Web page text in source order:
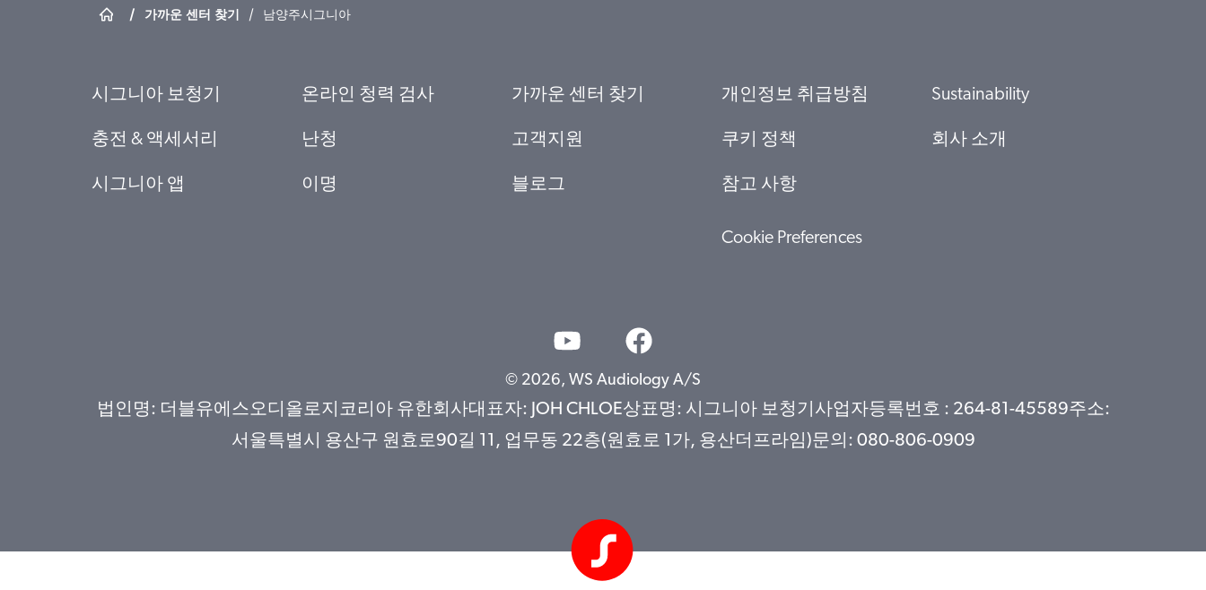
/ 가까운 센터 찾기 / 남양주시그니아
시그니아 보청기
충전 & 액세서리
시그니아 앱
온라인 청력 검사
난청
이명
가까운 센터 찾기
고객지원
블로그
개인정보 취급방침
쿠키 정책
참고 사항
Cookie Preferences
Sustainability
회사 소개
© 2026, WS Audiology A/S
법인명: 더블유에스오디올로지코리아 유한회사대표자: JOH CHLOE상표명: 시그니아 보청기사업자등록번호 : 264-81-45589주소:
서울특별시 용산구 원효로90길 11, 업무동 22층(원효로 1가, 용산더프라임)문의: 080-806-0909